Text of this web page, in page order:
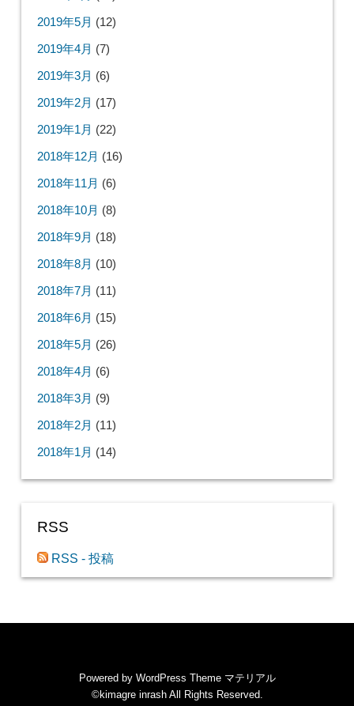
2019年5月 (12)
2019年4月 (7)
2019年3月 (6)
2019年2月 (17)
2019年1月 (22)
2018年12月 (16)
2018年11月 (6)
2018年10月 (8)
2018年9月 (18)
2018年8月 (10)
2018年7月 (11)
2018年6月 (15)
2018年5月 (26)
2018年4月 (6)
2018年3月 (9)
2018年2月 (11)
2018年1月 (14)
RSS
RSS - 投稿
Powered by WordPress Theme マテリアル
©kimagre inrashAll Rights Reserved.